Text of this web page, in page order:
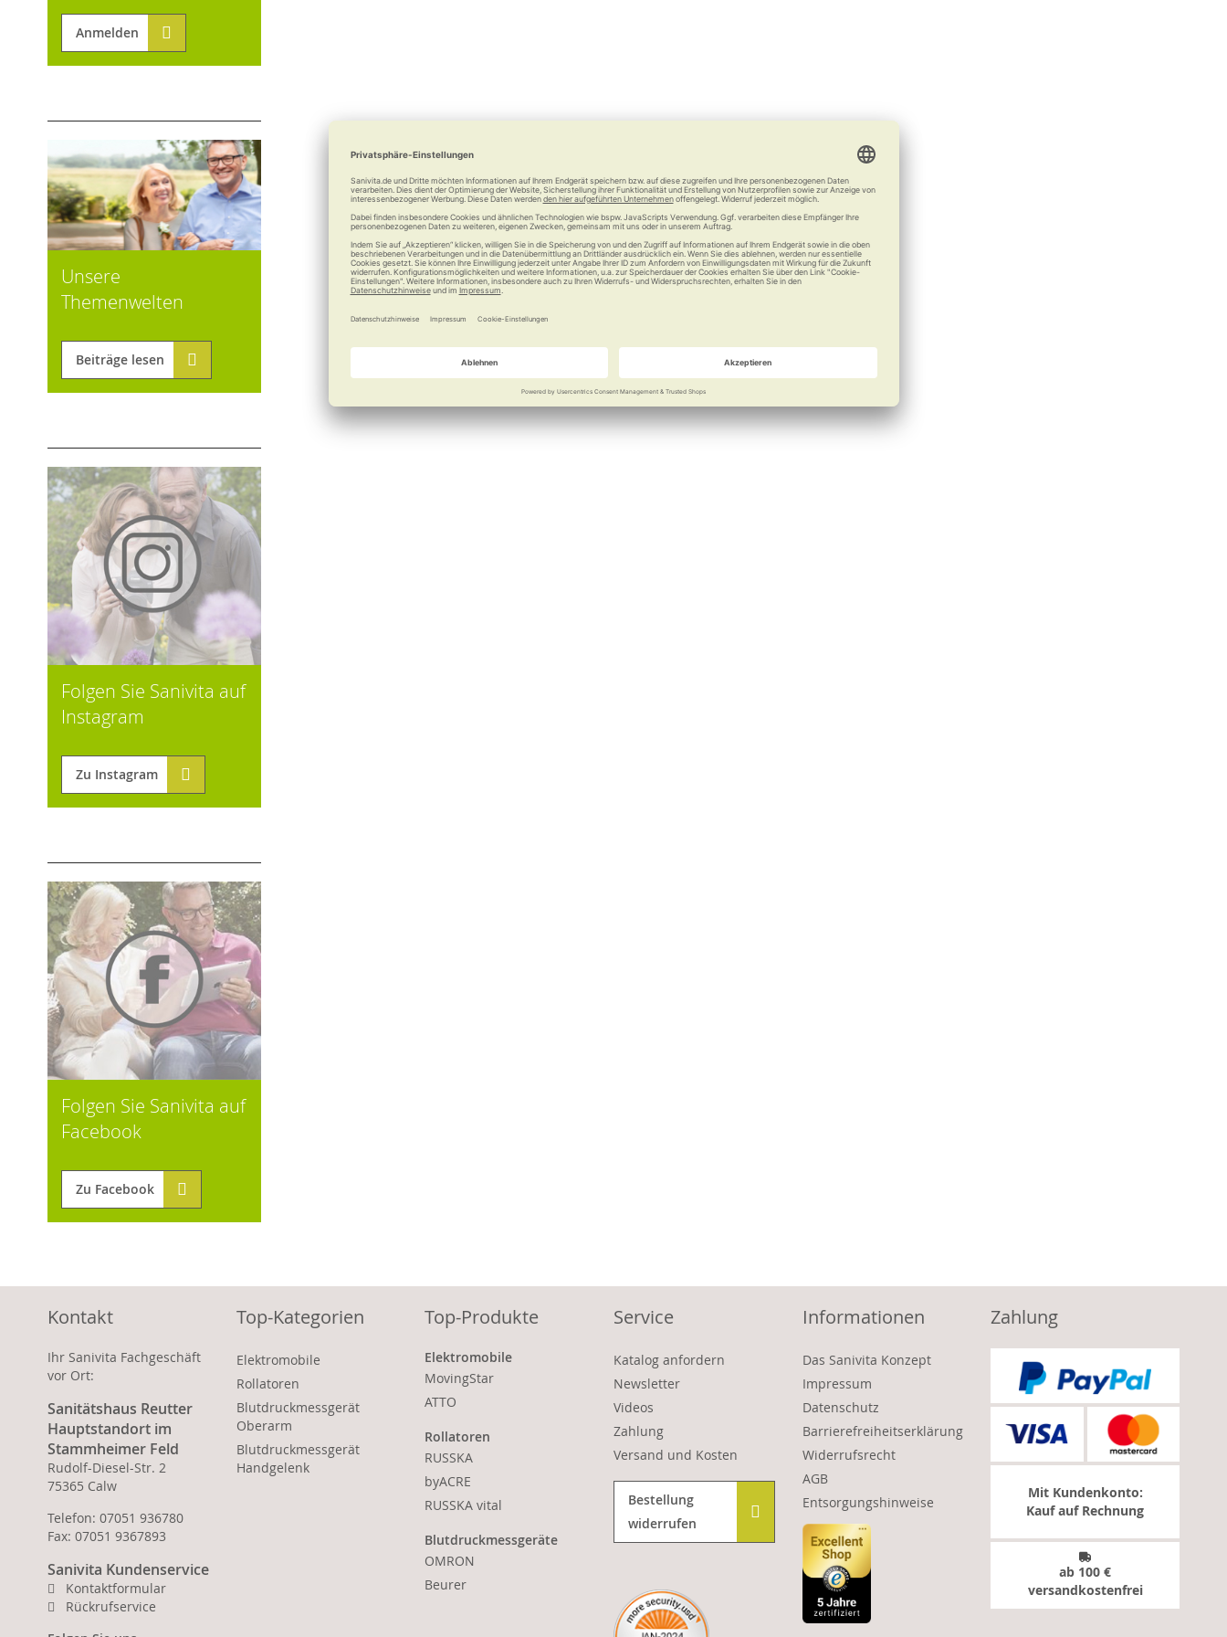
Anmelden
Unsere
Themenwelten
Beiträge lesen
Folgen Sie Sanivita auf
Instagram
Zu Instagram
Folgen Sie Sanivita auf
Facebook
Zu Facebook
Kontakt
Ihr Sanivita Fachgeschäft
vor Ort:
Sanitätshaus Reutter
Hauptstandort im
Stammheimer Feld
Rudolf-Diesel-Str. 2
75365 Calw
Telefon: 07051 936780
Fax: 07051 9367893
Sanivita Kundenservice
Kontaktformular
Rückrufservice
Top-Kategorien
Elektromobile
Rollatoren
Blutdruckmessgerät
Oberarm
Blutdruckmessgerät
Handgelenk
Top-Produkte
Elektromobile
MovingStar
ATTO
Rollatoren
RUSSKA
byACRE
RUSSKA vital
Blutdruckmessgeräte
OMRON
Beurer
Service
Katalog anfordern
Newsletter
Videos
Zahlung
Versand und Kosten
Bestellung
widerrufen
Informationen
Das Sanivita Konzept
Impressum
Datenschutz
Barrierefreiheitserklärung
Widerrufsrecht
AGB
Entsorgungshinweise
Zahlung
Mit Kundenkonto:
Kauf auf Rechnung
ab 100 €
versandkostenfrei